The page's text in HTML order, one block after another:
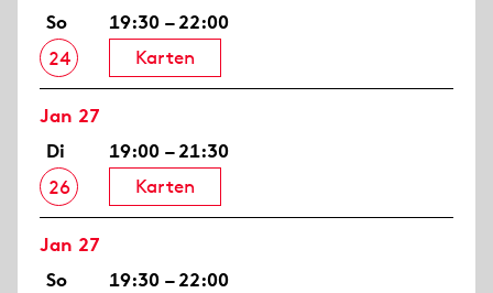
So
24
19:30 – 22:00
Karten
Jan 27
Di
26
19:00 – 21:30
Karten
Jan 27
So
19:30 – 22:00